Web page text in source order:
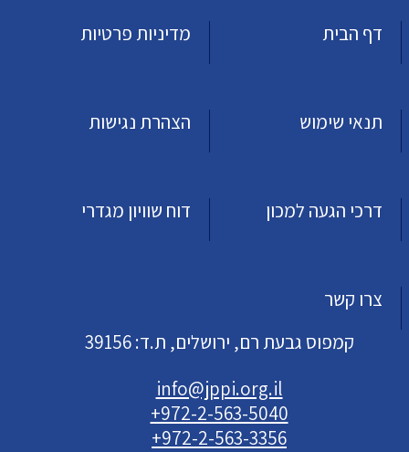
דף הבית
מדיניות פרטיות
תנאי שימוש הצהרת נגישות
דרכי הגעה למכון דוח שוויון מגדרי
צרו קשר
קמפוס גבעת רם, ירושלים, ת.ד: 39156
info@jppi.org.il
+972-2-563-5040
+972-2-563-3356